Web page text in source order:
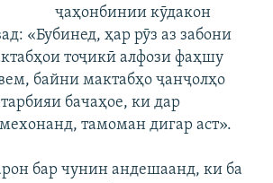
ҷаҳонбинии кӯдакон
«Бубинед, ҳар рӯз аз забони
тоҷикӣ алфози фаҳшу
байни мактабҳо ҷанҷолҳо
бачаҳое, ки дар
тамоман дигар аст».
бар чунин андешаанд, ки ба